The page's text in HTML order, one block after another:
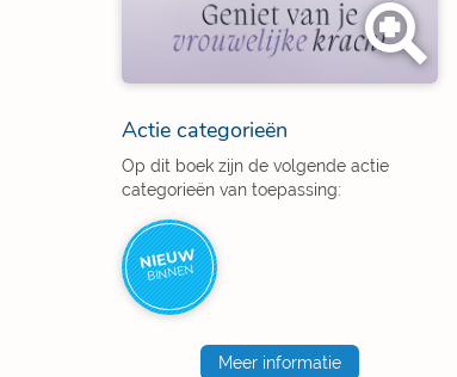
Actie categorieën
Op dit boek zijn de volgende actie
categorieën van toepassing:
NIEUW
BINNEN
Meer informatie